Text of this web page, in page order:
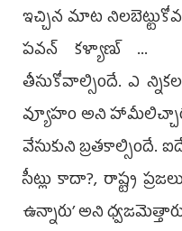
ఇచ్చిన మాట
పవన్ కళ్యాణ్ ...
తీసుకోవాల్సిందే. ఎ
వ్యూహం అని
వేసుకుని బ్రతకాల్సిందే.
సీట్లు కాదా?, రాష్ట్ర
ఉన్నారు’ అని